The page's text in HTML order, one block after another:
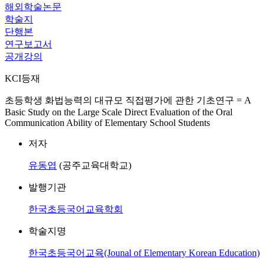
해외학술논문
학술지
단행본
연구보고서
공개강의
KCI등재
초등학생 화법능력의 대규모 직접평가에 관한 기초연구 = A
Basic Study on the Large Scale Direct Evaluation of the Oral
Communication Ability of Elementary School Students
저자
유동엽 (공주교육대학교)
발행기관
한국초등국어교육학회
학술지명
한국초등국어교육(Jounal of Elementary Korean Education)